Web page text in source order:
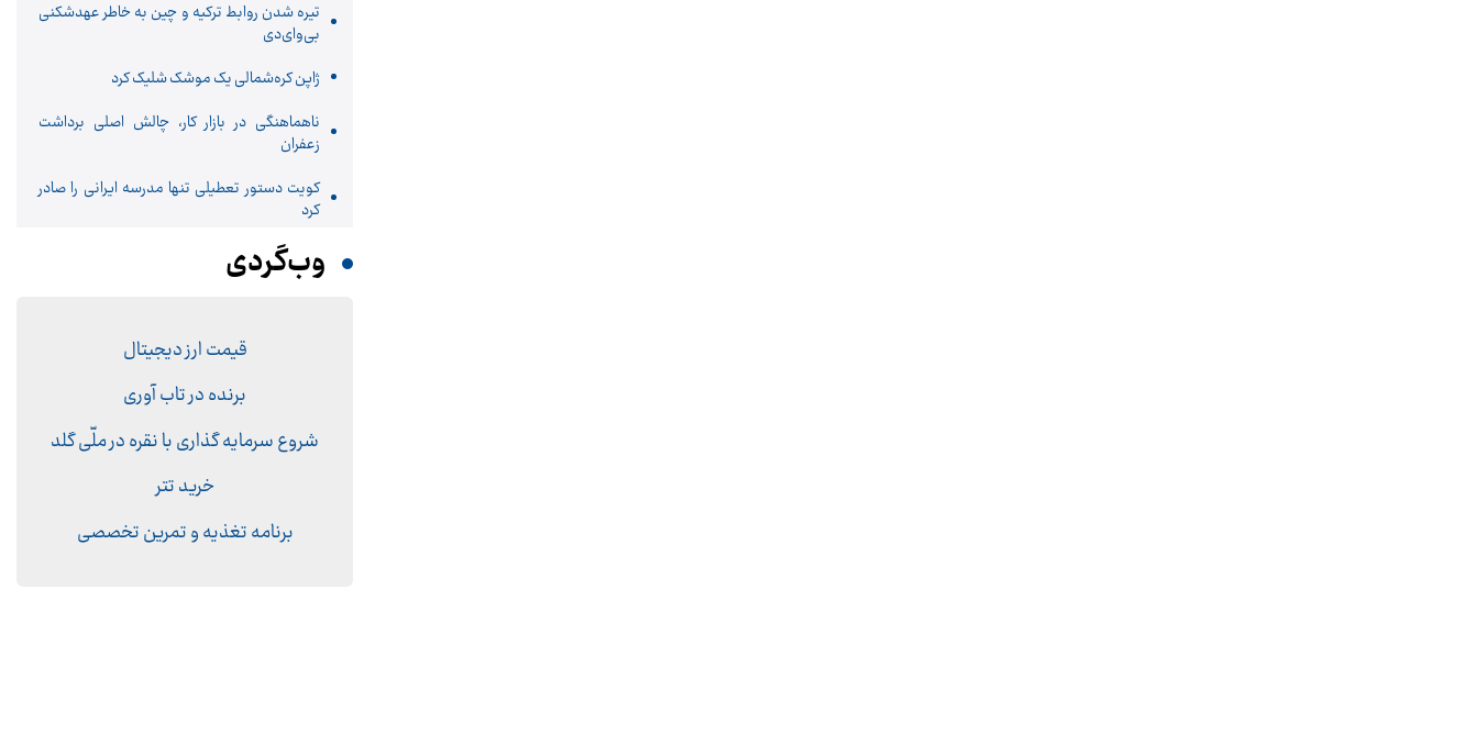
تیره شدن روابط ترکیه و چین به خاطر عهدشکنی
بی‌وای‌دی
ژاپن کره‌شمالی یک موشک شلیک کرد
ناهماهنگی در بازار کار، چالش اصلی برداشت
زعفران
کویت دستور تعطیلی تنها مدرسه ایرانی را صادر
کرد
وب‌گردی
قیمت ارز دیجیتال
برنده در تاب آوری
شروع سرمایه گذاری با نقره در ملّی گلد
خرید تتر
برنامه تغذیه و تمرین تخصصی